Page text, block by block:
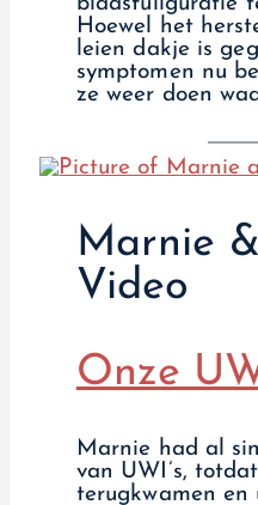
blaasfullguratie
Hoewel het
leien dakje is
symptomen nu
ze weer doen
Marnie
Video
Onze
Marnie had al
van UWI’s,
terugkwamen en